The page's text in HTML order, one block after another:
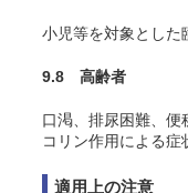
小児等を対象とした
9.8 高齢者
口渇、排尿困難、便
コリン作用による症
適用上の注意